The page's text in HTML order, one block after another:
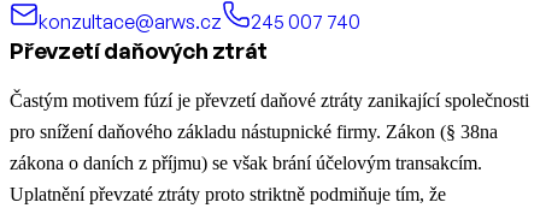
konzultace@arws.cz
245 007 740
Převzetí daňových ztrát
Častým motivem fúzí je převzetí daňové ztráty zanikající společnosti
pro snížení daňového základu nástupnické firmy. Zákon (§ 38na
zákona o daních z příjmu) se však brání účelovým transakcím.
Uplatnění převzaté ztráty proto striktně podmiňuje tím, že